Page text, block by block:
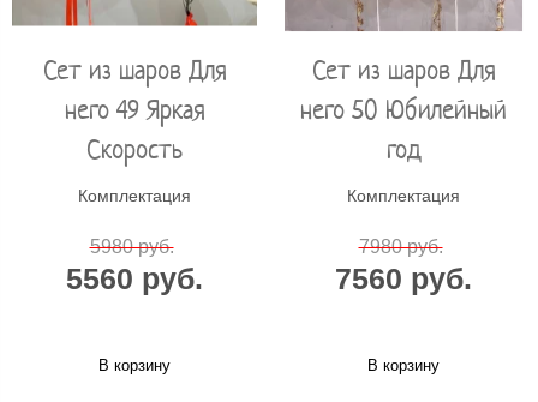
Сет из шаров Для
него 49 Яркая
Скорость
Комплектация
5980 руб.
5560 руб.
В корзину
Сет из шаров Для
него 50 Юбилейный
год
Комплектация
7980 руб.
7560 руб.
В корзину